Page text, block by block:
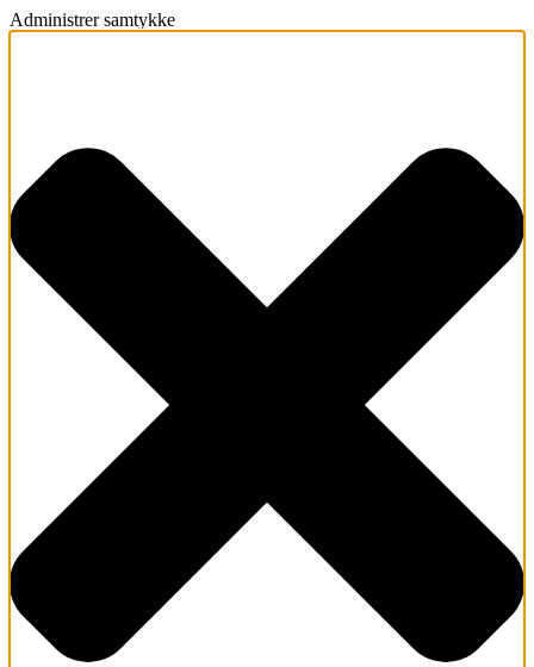
Administrer samtykke